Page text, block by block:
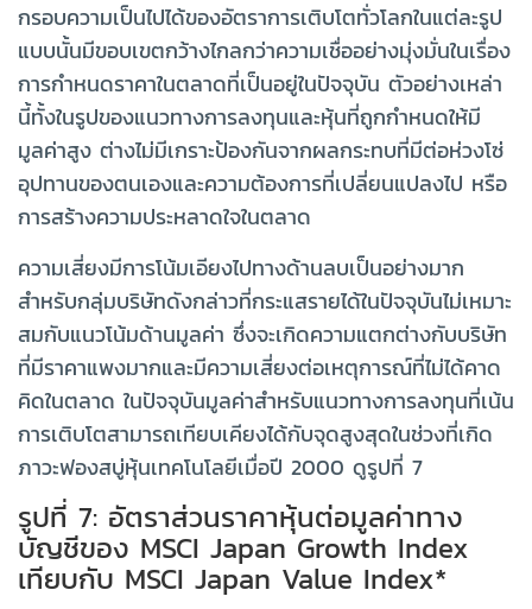
กรอบความเป็นไปได้ของอัตราการเติบโตทั่วโลกในแต่ละรูป
แบบนั้นมีขอบเขตกว้างไกลกว่าความเชื่ออย่างมุ่งมั่นในเรื่อง
การกำหนดราคาในตลาดที่เป็นอยู่ในปัจจุบัน ตัวอย่างเหล่า
นี้ทั้งในรูปของแนวทางการลงทุนและหุ้นที่ถูกกำหนดให้มี
มูลค่าสูง ต่างไม่มีเกราะป้องกันจากผลกระทบที่มีต่อห่วงโซ่
อุปทานของตนเองและความต้องการที่เปลี่ยนแปลงไป หรือ
การสร้างความประหลาดใจในตลาด
ความเสี่ยงมีการโน้มเอียงไปทางด้านลบเป็นอย่างมาก
สำหรับกลุ่มบริษัทดังกล่าวที่กระแสรายได้ในปัจจุบันไม่เหมาะ
สมกับแนวโน้มด้านมูลค่า ซึ่งจะเกิดความแตกต่างกับบริษัท
ที่มีราคาแพงมากและมีความเสี่ยงต่อเหตุการณ์ที่ไม่ได้คาด
คิดในตลาด ในปัจจุบันมูลค่าสำหรับแนวทางการลงทุนที่เน้น
การเติบโตสามารถเทียบเคียงได้กับจุดสูงสุดในช่วงที่เกิด
ภาวะฟองสบู่หุ้นเทคโนโลยีเมื่อปี 2000 ดูรูปที่ 7
รูปที่ 7: อัตราส่วนราคาหุ้นต่อมูลค่าทาง
บัญชีของ MSCI Japan Growth Index
เทียบกับ MSCI Japan Value Index*